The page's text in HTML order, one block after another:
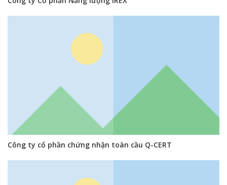
Công ty cổ phần chứng nhận toàn cầu Q-CERT